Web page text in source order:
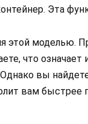
Эта
этой моделью.
что
вы
вам быстрее